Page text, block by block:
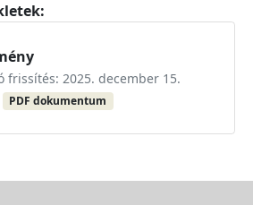
frissítés: 2025. december 15.
PDF dokumentum